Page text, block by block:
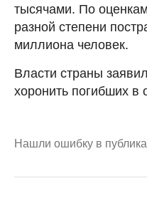
тысячами. По
разной степени
миллиона человек.
Власти страны
хоронить погибших в
Нашли ошибку в